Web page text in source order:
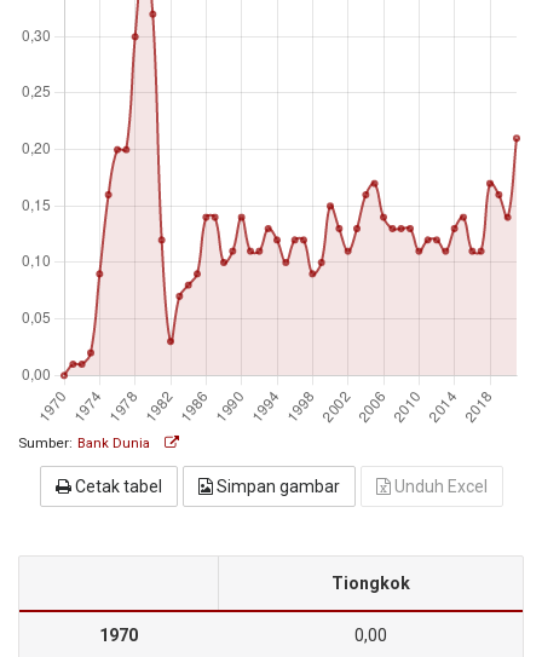
Sumber: Bank Dunia
Cetak tabel Simpan gambar Unduh Excel
Tiongkok
1970 0,00